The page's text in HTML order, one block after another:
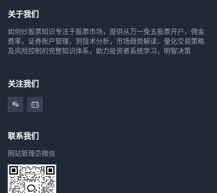
关于我们
如何炒股票知识专注于股票市场，提供从万一免五股票开户，佣金
费率，证券账户管理，到技术分析，市场趋势解读，量化交易策略
及风险控制的完整知识体系，助力投资者系统学习，明智决策
关注我们
联系我们
网站管理员微信